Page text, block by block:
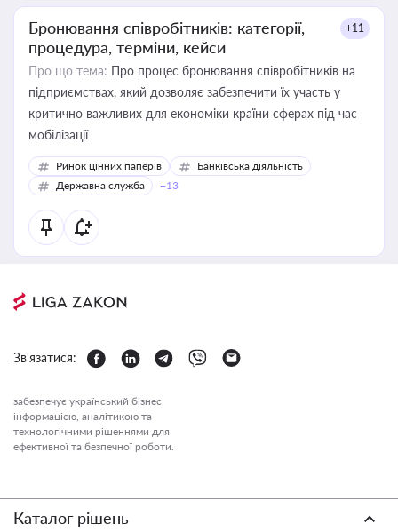
Бронювання співробітників: категорії,
процедура, терміни, кейси
+11
Про що тема: Про процес бронювання співробітників на
підприємствах, який дозволяє забезпечити їх участь у
критично важливих для економіки країни сферах під час
мобілізації
Ринок цінних паперів
Банківська діяльність
Державна служба
+13
Зв'язатися:
забезпечує український бізнес
інформацією, аналітикою та
технологічними рішеннями для
ефективної та безпечної роботи.
Каталог рішень